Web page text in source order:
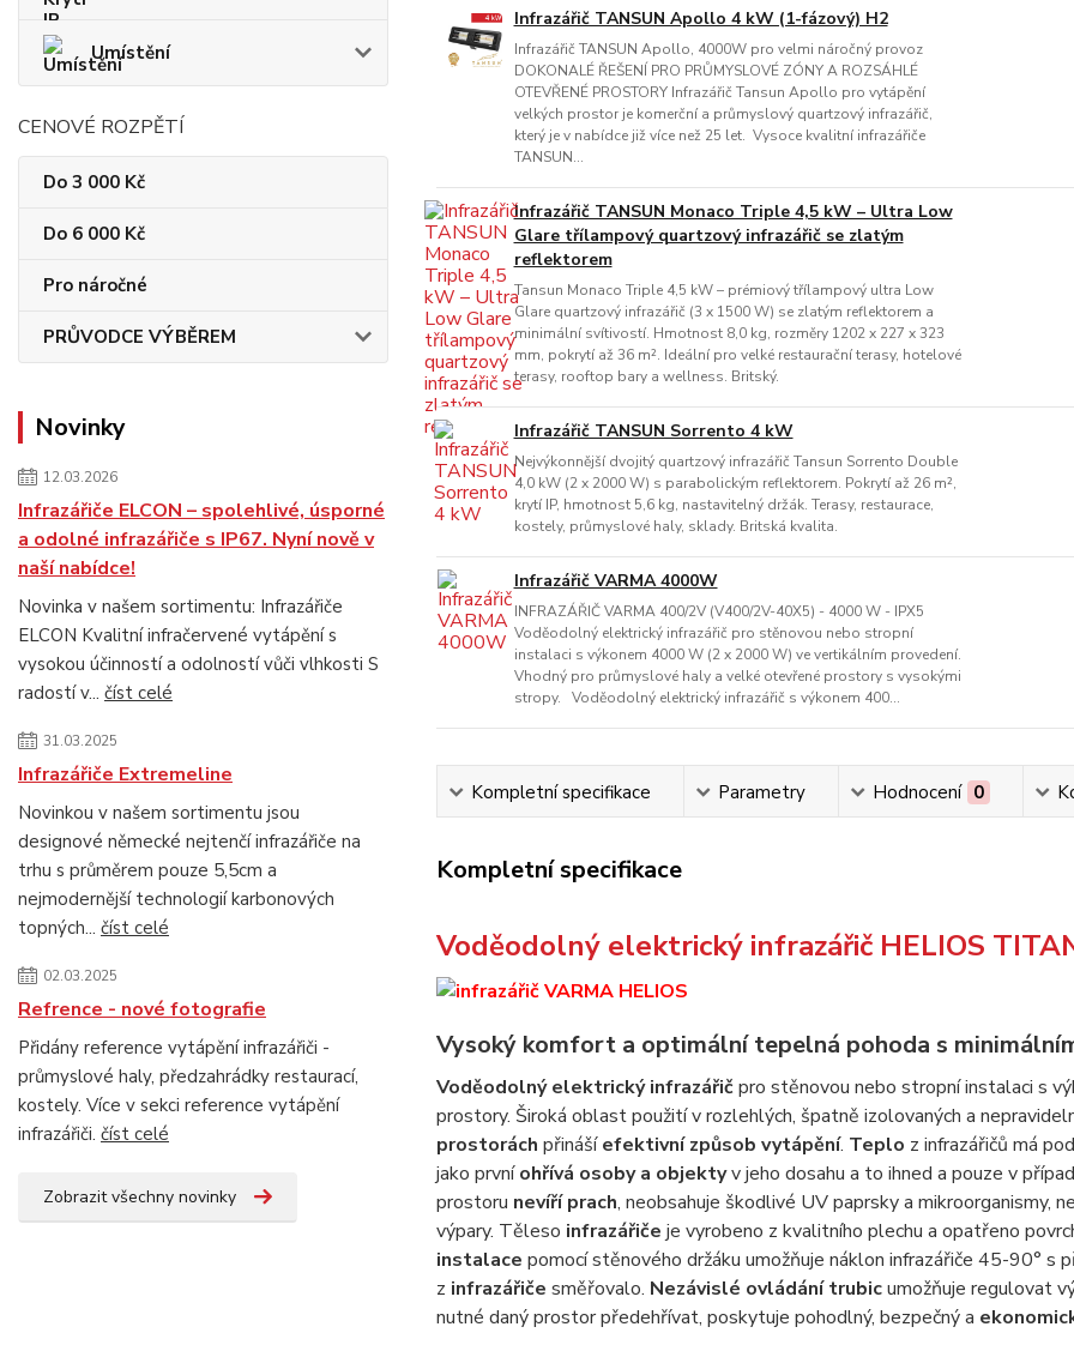
Umístění
CENOVÉ ROZPĚTÍ
Do 3 000 Kč
Do 6 000 Kč
Pro náročné
PRŮVODCE VÝBĚREM
Novinky
12.03.2026
Infrazářiče ELCON – spolehlivé, úsporné
a odolné infrazářiče s IP67. Nyní nově v
naší nabídce!
Novinka v našem sortimentu: Infrazářiče
ELCON Kvalitní infračervené vytápění s
vysokou účinností a odolností vůči vlhkosti S
radostí v... číst celé
31.03.2025
Infrazářiče Extremeline
Novinkou v našem sortimentu jsou
designové německé nejtenčí infrazářiče na
trhu s průměrem pouze 5,5cm a
nejmodernější technologií karbonových
topných... číst celé
02.03.2025
Refrence - nové fotografie
Přidány reference vytápění infrazářiči -
průmyslové haly, předzahrádky restaurací,
kostely. Více v sekci reference vytápění
infrazářiči. číst celé
Zobrazit všechny novinky
Infrazářič TANSUN Apollo 4 kW (1-fázový) H2
Infrazářič TANSUN Apollo, 4000W pro velmi náročný provoz
DOKONALÉ ŘEŠENÍ PRO PRŮMYSLOVÉ ZÓNY A ROZSÁHLÉ
OTEVŘENÉ PROSTORY Infrazářič Tansun Apollo pro vytápění
velkých prostor je komerční a průmyslový quartzový infrazářič,
který je v nabídce již více než 25 let. Vysoce kvalitní infrazářiče
TANSUN...
Infrazářič TANSUN Monaco Triple 4,5 kW – Ultra Low
Glare třílampový quartzový infrazářič se zlatým
reflektorem
Tansun Monaco Triple 4,5 kW – prémiový třílampový ultra Low
Glare quartzový infrazářič (3 x 1500 W) se zlatým reflektorem a
minimální svítivostí. Hmotnost 8,0 kg, rozměry 1202 x 227 x 323
mm, pokrytí až 36 m². Ideální pro velké restaurační terasy, hotelové
terasy, rooftop bary a wellness. Britský.
Infrazářič TANSUN Sorrento 4 kW
Nejvýkonnější dvojitý quartzový infrazářič Tansun Sorrento Double
4,0 kW (2 x 2000 W) s parabolickým reflektorem. Pokrytí až 26 m²,
krytí IP, hmotnost 5,6 kg, nastavitelný držák. Terasy, restaurace,
kostely, průmyslové haly, sklady. Britská kvalita.
Infrazářič VARMA 4000W
INFRAZÁŘIČ VARMA 400/2V (V400/2V-40X5) - 4000 W - IPX5
Voděodolný elektrický infrazářič pro stěnovou nebo stropní
instalaci s výkonem 4000 W (2 x 2000 W) ve vertikálním provedení.
Vhodný pro průmyslové haly a velké otevřené prostory s vysokými
stropy. Voděodolný elektrický infrazářič s výkonem 400...
Kompletní specifikace Parametry Hodnocení 0
Kompletní specifikace
Voděodolný elektrický infrazářič HELIOS
Vysoký komfort a optimální tepelná pohoda s
Voděodolný elektrický infrazářičpro stěnovou nebo stropní instalaci s
prostory. Široká oblast použití v rozlehlých, špatně izolovaných a
prostorách přinášíefektivní způsob vytápění. Teplo z infrazářičů má
jako prvníohřívá osoby a objektyv jeho dosahu a to ihned a pouze v
prostoru nevíří prach, neobsahuje škodlivé UV paprsky a mikroorganismy,
výpary. Těleso infrazářiče je vyrobeno z kvalitního plechu a opatřeno
instalace pomocí stěnového držáku umožňuje náklon infrazářiče 45-90° s
z infrazářiče směřovalo. Nezávislé ovládání trubicumožňuje regulovat
nutné daný prostor předehřívat, poskytuje pohodlný, bezpečný a